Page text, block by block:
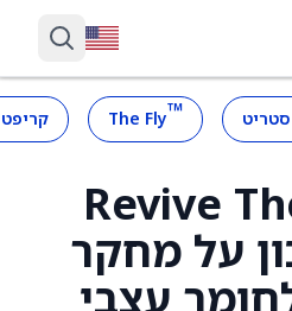
סטריט ™
The Fly
Revive
על מחקר
עצבי